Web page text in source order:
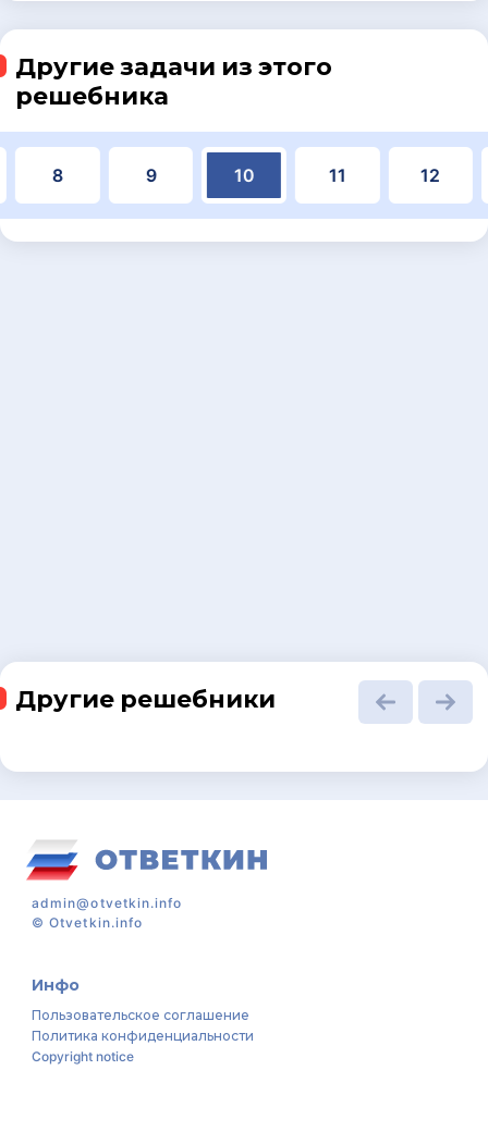
Другие задачи из этого
решебника
8 9 10 11 12
Другие решебники
admin@otvetkin.info
©Otvetkin.info
Инфо
Пользовательское соглашение
Политика конфиденциальности
Copyright notice